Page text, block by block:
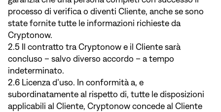
processo di verifica o diventi Cliente, anche se sono
state fornite tutte le informazioni richieste da
Cryptonow.
2.5 Il contratto tra Cryptonow e il Cliente sarà
concluso – salvo diverso accordo – a tempo
indeterminato.
2.6 Licenza d’uso. In conformità a, e
subordinatamente al rispetto di, tutte le disposizioni
applicabili al Cliente, Cryptonow concede al Cliente